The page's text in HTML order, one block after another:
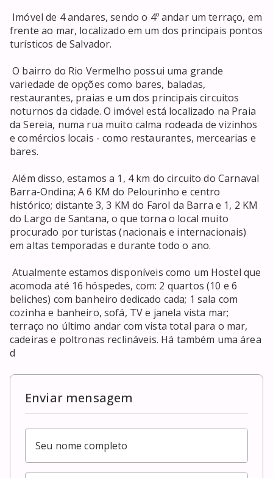
frente ao mar, localizado em um dos principais pontos
turísticos de Salvador.
O bairro do Rio Vermelho possui uma grande
variedade de opções como bares, baladas,
restaurantes, praias e um dos principais circuitos
noturnos da cidade. O imóvel está localizado na Praia
da Sereia, numa rua muito calma rodeada de vizinhos
e comércios locais - como restaurantes, mercearias e
bares.
Além disso, estamos a 1, 4 km do circuito do Carnaval
Barra-Ondina; A 6 KM do Pelourinho e centro
histórico; distante 3, 3 KM do Farol da Barra e 1, 2 KM
do Largo de Santana, o que torna o local muito
procurado por turistas (nacionais e internacionais)
em altas temporadas e durante todo o ano.
Atualmente estamos disponíveis como um Hostel que
acomoda até 16 hóspedes, com: 2 quartos (10 e 6
beliches) com banheiro dedicado cada; 1 sala com
cozinha e banheiro, sofá, TV e janela vista mar;
terraço no último andar com vista total para o mar,
cadeiras e poltronas reclináveis. Há também uma área
d
Enviar mensagem